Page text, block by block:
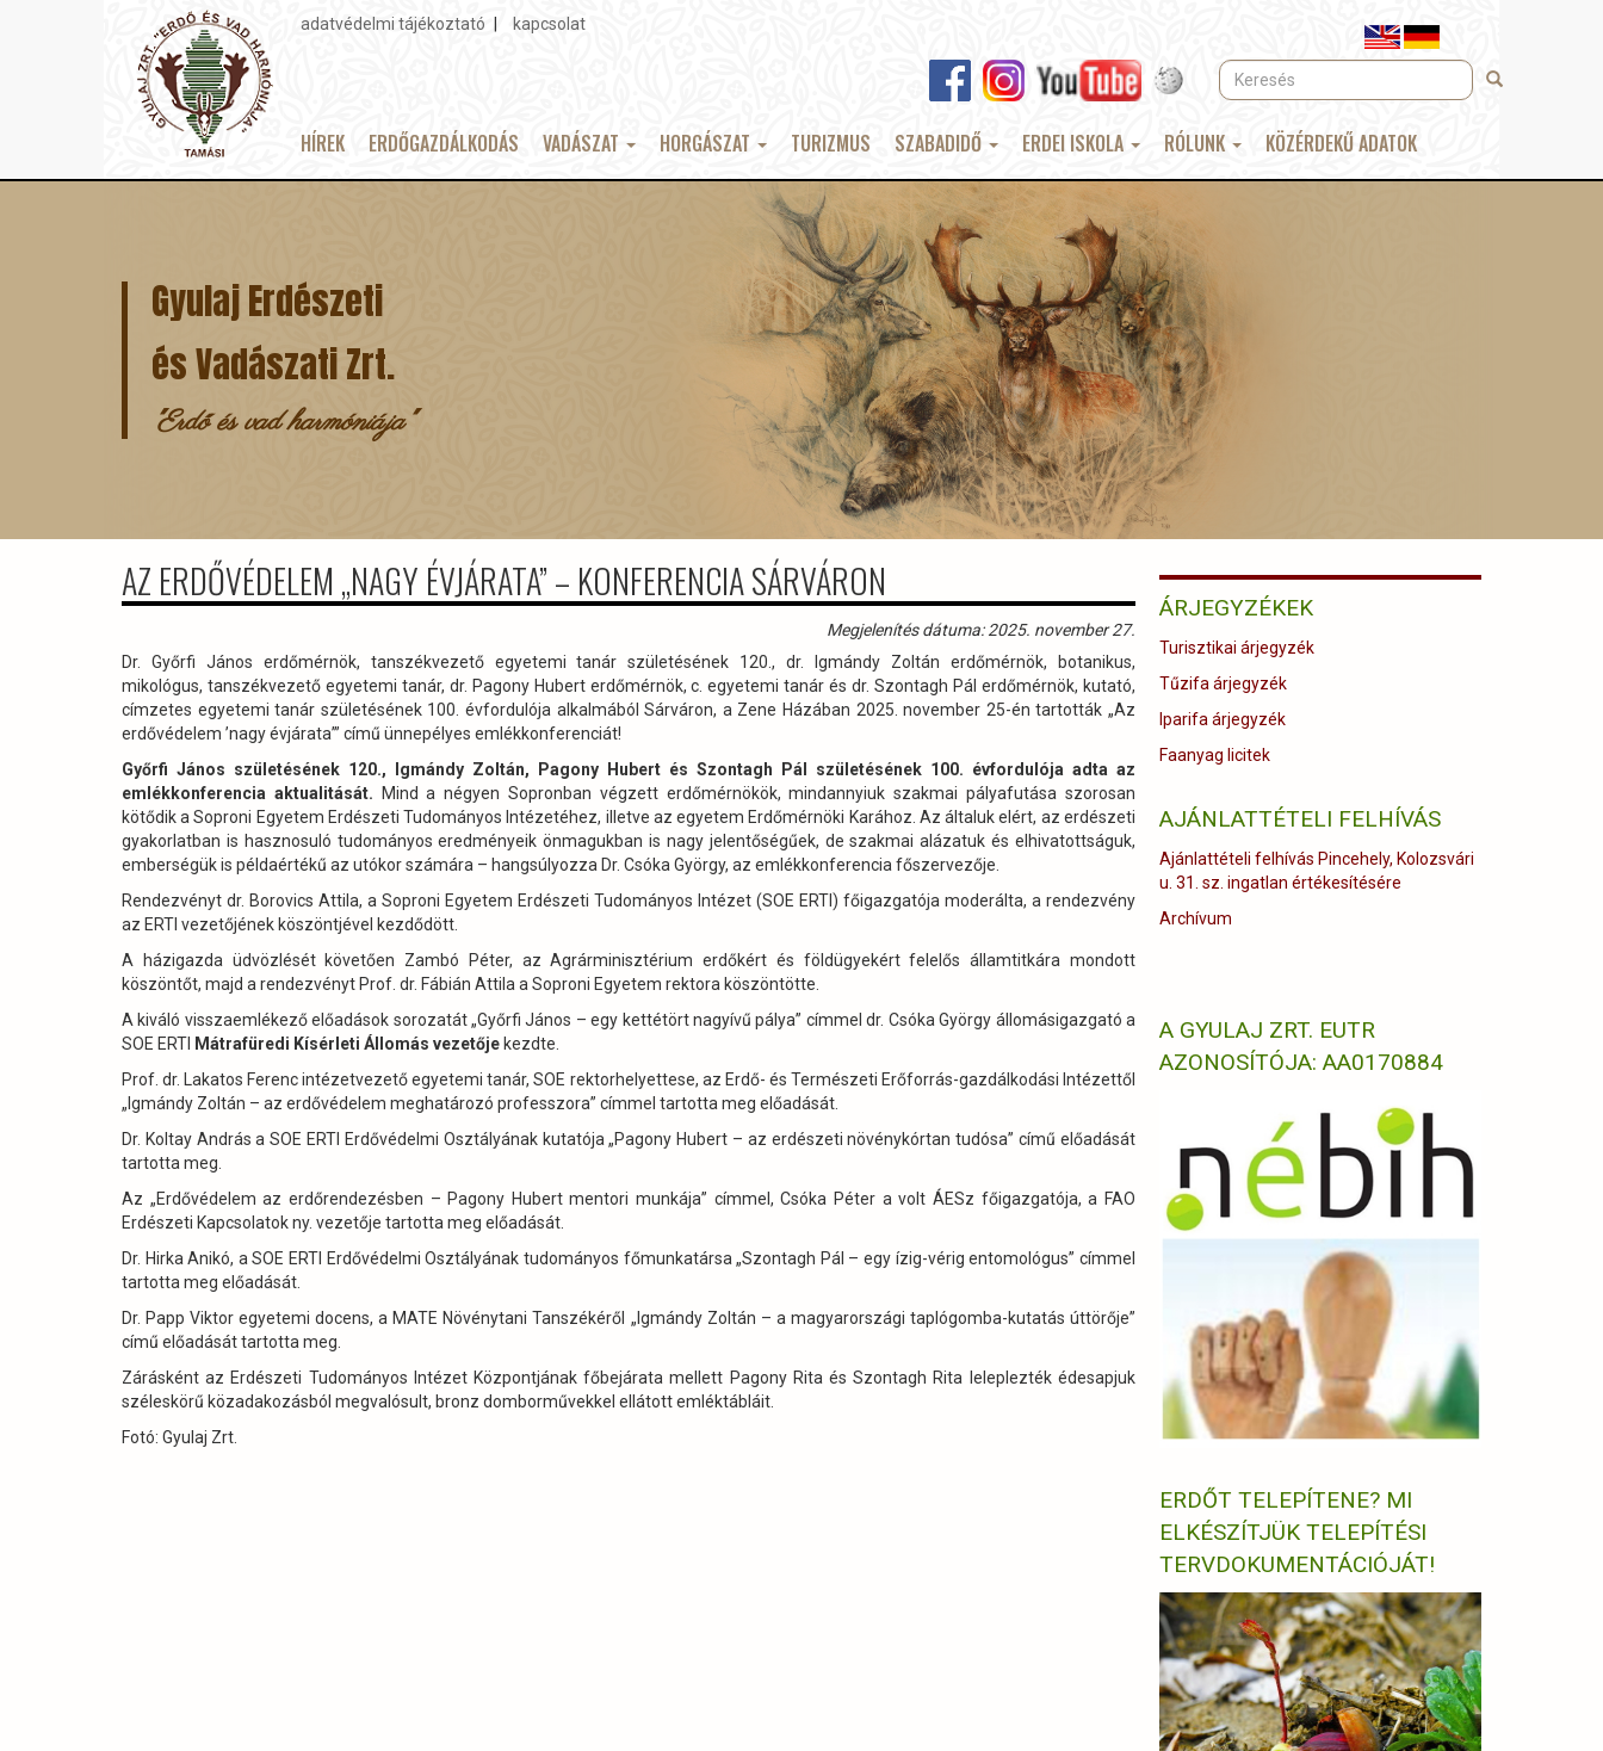
Topmenu
adatvédelmi tájékoztató kapcsolat
Keresés Keresés
Main
HÍREK ERDŐGAZDÁLKODÁS VADÁSZAT HORGÁSZAT TURIZMUS SZABADIDŐ ERDEI ISKOLA RÓLUNK KÖZÉRDEKŰ ADATOK
Gyulaj Erdészeti
és Vadászati Zrt.
"Erdő és vad harmóniája"
AZ ERDŐVÉDELEM „NAGY ÉVJÁRATA” – KONFERENCIA SÁRVÁRON
Megjelenítés dátuma: 2025. november 27.
Dr. Győrfi János erdőmérnök, tanszékvezető egyetemi tanár születésének 120., dr. Igmándy Zoltán erdőmérnök, botanikus,
mikológus, tanszékvezető egyetemi tanár, dr. Pagony Hubert erdőmérnök, c. egyetemi tanár és dr. Szontagh Pál erdőmérnök, kutató,
címzetes egyetemi tanár születésének 100. évfordulója alkalmából Sárváron, a Zene Házában 2025. november 25-én tartották „Az
erdővédelem ’nagy évjárata’” című ünnepélyes emlékkonferenciát!
Győrfi János születésének 120., Igmándy Zoltán, Pagony Hubert és Szontagh Pál születésének 100. évfordulója adta az
emlékkonferencia aktualitását. Mind a négyen Sopronban végzett erdőmérnökök, mindannyiuk szakmai pályafutása szorosan
kötődik a Soproni Egyetem Erdészeti Tudományos Intézetéhez, illetve az egyetem Erdőmérnöki Karához. Az általuk elért, az erdészeti
gyakorlatban is hasznosuló tudományos eredményeik önmagukban is nagy jelentőségűek, de szakmai alázatuk és elhivatottságuk,
emberségük is példaértékű az utókor számára – hangsúlyozza Dr. Csóka György, az emlékkonferencia főszervezője.
Rendezvényt dr. Borovics Attila, a Soproni Egyetem Erdészeti Tudományos Intézet (SOE ERTI) főigazgatója moderálta, a rendezvény
az ERTI vezetőjének köszöntjével kezdődött.
A házigazda üdvözlését követően Zambó Péter, az Agrárminisztérium erdőkért és földügyekért felelős államtitkára mondott
köszöntőt, majd a rendezvényt Prof. dr. Fábián Attila a Soproni Egyetem rektora köszöntötte.
A kiváló visszaemlékező előadások sorozatát „Győrfi János – egy kettétört nagyívű pálya” címmel dr. Csóka György állomásigazgató a
SOE ERTI Mátrafüredi Kísérleti Állomás vezetője kezdte.
Prof. dr. Lakatos Ferenc intézetvezető egyetemi tanár, SOE rektorhelyettese, az Erdő- és Természeti Erőforrás-gazdálkodási Intézettől
„Igmándy Zoltán – az erdővédelem meghatározó professzora” címmel tartotta meg előadását.
Dr. Koltay András a SOE ERTI Erdővédelmi Osztályának kutatója „Pagony Hubert – az erdészeti növénykórtan tudósa” című előadását
tartotta meg.
Az „Erdővédelem az erdőrendezésben – Pagony Hubert mentori munkája” címmel, Csóka Péter a volt ÁESz főigazgatója, a FAO
Erdészeti Kapcsolatok ny. vezetője tartotta meg előadását.
Dr. Hirka Anikó, a SOE ERTI Erdővédelmi Osztályának tudományos főmunkatársa „Szontagh Pál – egy ízig-vérig entomológus” címmel
tartotta meg előadását.
Dr. Papp Viktor egyetemi docens, a MATE Növénytani Tanszékéről „Igmándy Zoltán – a magyarországi taplógomba-kutatás úttörője”
című előadását tartotta meg.
Zárásként az Erdészeti Tudományos Intézet Központjának főbejárata mellett Pagony Rita és Szontagh Rita leleplezték édesapjuk
széleskörű közadakozásból megvalósult, bronz domborművekkel ellátott emléktábláit.
Fotó: Gyulaj Zrt.
ÁRJEGYZÉKEK
Turisztikai árjegyzék
Tűzifa árjegyzék
Iparifa árjegyzék
Faanyag licitek
AJÁNLATTÉTELI FELHÍVÁS
Ajánlattételi felhívás Pincehely, Kolozsvári
u. 31. sz. ingatlan értékesítésére
Archívum
A GYULAJ ZRT. EUTR
AZONOSÍTÓJA: AA0170884
ERDŐT TELEPÍTENE? MI
ELKÉSZÍTJÜK TELEPÍTÉSI
TERVDOKUMENTÁCIÓJÁT!